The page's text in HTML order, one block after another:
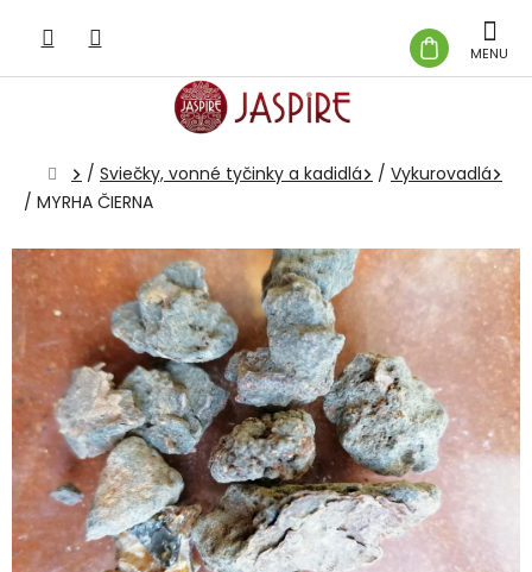
obsah
KOŠÍK
Domov
/ Sviečky, vonné tyčinky a kadidlá / Vykurovadlá
/ MYRHA ČIERNA